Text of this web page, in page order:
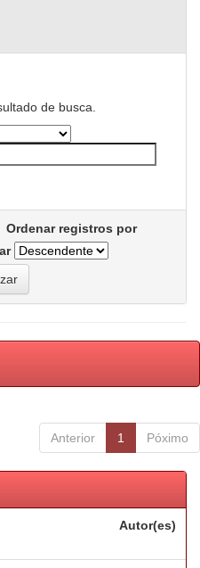
de busca.
Ordenar registros por
Anterior 1 Póximo
Autor(es)